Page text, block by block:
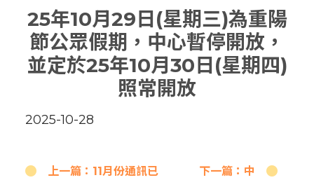
25年10月29日(星期三)為重陽
節公眾假期，中心暫停開放，
並定於25年10月30日(星期四)
照常開放
2025-10-28
上一篇：11月份通訊已
下一篇：中